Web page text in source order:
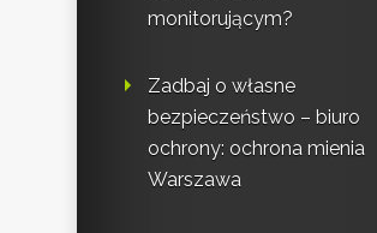
monitorującym?
Zadbaj o własne
bezpieczeństwo – biuro
ochrony: ochrona mienia
Warszawa